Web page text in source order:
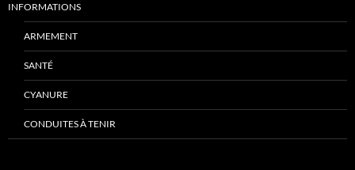
INFORMATIONS
ARMEMENT
SANTÉ
CYANURE
CONDUITES À TENIR